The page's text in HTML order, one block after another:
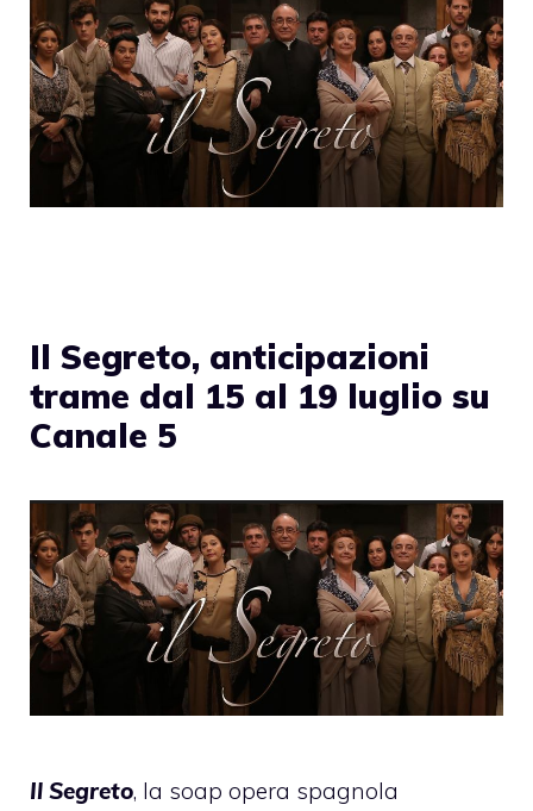
Il Segreto, anticipazioni
trame dal 15 al 19 luglio su
Canale 5
Il Segreto, la soap opera spagnola